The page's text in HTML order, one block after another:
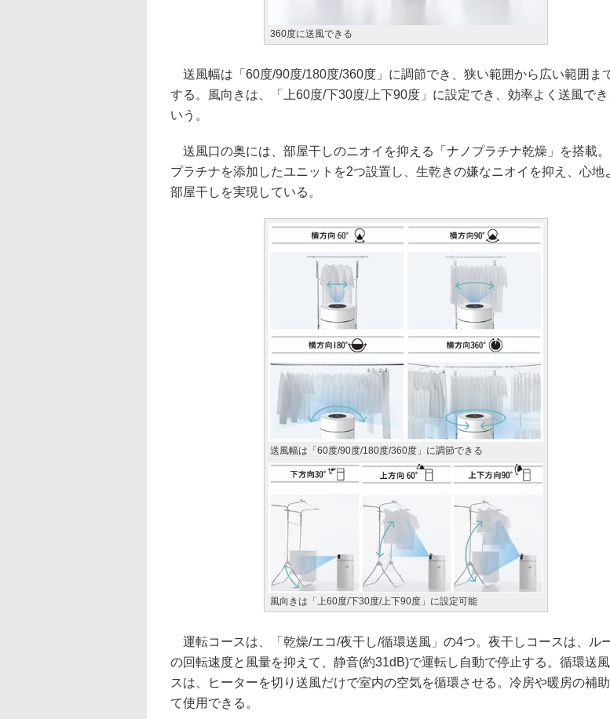
360度に送風できる
送風幅は「60度/90度/180度/360度」に調節でき、狭い範囲から広い範囲ま
する。風向きは、「上60度/下30度/上下90度」に設定でき、効率よく送風でき
いう。
送風口の奥には、部屋干しのニオイを抑える「ナノプラチナ乾燥」を搭載。
プラチナを添加したユニットを2つ設置し、生乾きの嫌なニオイを抑え、心地
部屋干しを実現している。
送風幅は「60度/90度/180度/360度」に調節できる
風向きは「上60度/下30度/上下90度」に設定可能
運転コースは、「乾燥/エコ/夜干し/循環送風」の4つ。夜干しコースは、ル
の回転速度と風量を抑えて、静音(約31dB)で運転し自動で停止する。循環送
スは、ヒーターを切り送風だけで室内の空気を循環させる。冷房や暖房の補
て使用できる。